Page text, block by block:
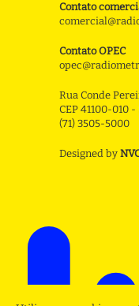
Contato
Contato OPEC
Rua Conde
CEP 41100-010
(71) 3505-5000
Designed by